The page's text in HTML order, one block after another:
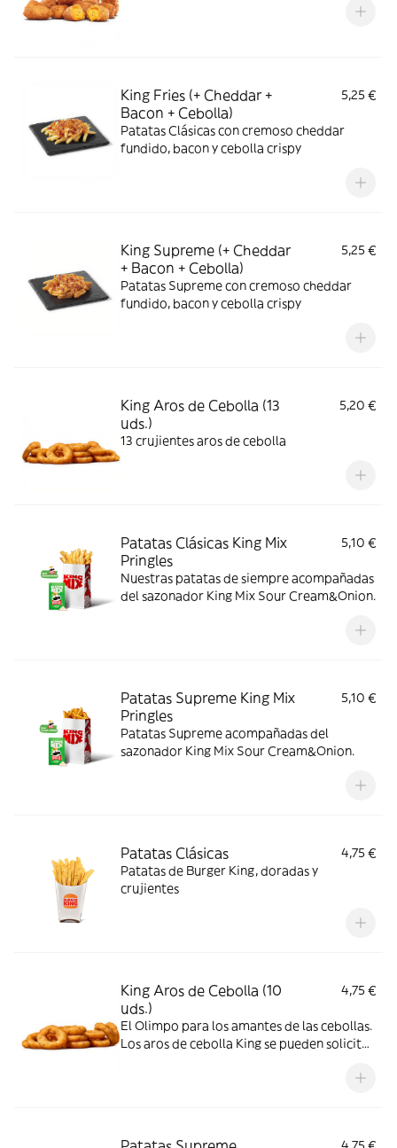
King Fries (+ Cheddar +
Bacon + Cebolla)
5,25 €
Patatas Clásicas con cremoso cheddar
fundido, bacon y cebolla crispy
King Supreme (+ Cheddar
+ Bacon + Cebolla)
5,25 €
Patatas Supreme con cremoso cheddar
fundido, bacon y cebolla crispy
King Aros de Cebolla (13
uds.)
5,20 €
13 crujientes aros de cebolla
Patatas Clásicas King Mix
Pringles
5,10 €
Nuestras patatas de siempre acompañadas
del sazonador King Mix Sour Cream&Onion.
Patatas Supreme King Mix
Pringles
5,10 €
Patatas Supreme acompañadas del
sazonador King Mix Sour Cream&Onion.
Patatas Clásicas
4,75 €
Patatas de Burger King, doradas y
crujientes
King Aros de Cebolla (10
uds.)
4,75 €
El Olimpo para los amantes de las cebollas.
Los aros de cebolla King se pueden solicitar
compartir o solo para ti, son perfectos para